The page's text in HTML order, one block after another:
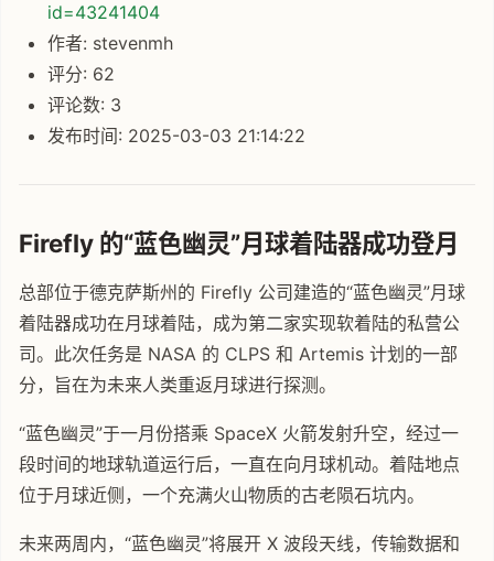
id=43241404
作者: stevenmh
评分: 62
评论数: 3
发布时间: 2025-03-03 21:14:22
Firefly 的“蓝色幽灵”月球着陆器成功登月
总部位于德克萨斯州的 Firefly 公司建造的“蓝色幽灵”月球
着陆器成功在月球着陆，成为第二家实现软着陆的私营公
司。此次任务是 NASA 的 CLPS 和 Artemis 计划的一部
分，旨在为未来人类重返月球进行探测。
“蓝色幽灵”于一月份搭乘 SpaceX 火箭发射升空，经过一
段时间的地球轨道运行后，一直在向月球机动。着陆地点
位于月球近侧，一个充满火山物质的古老陨石坑内。
未来两周内，“蓝色幽灵”将展开 X 波段天线，传输数据和